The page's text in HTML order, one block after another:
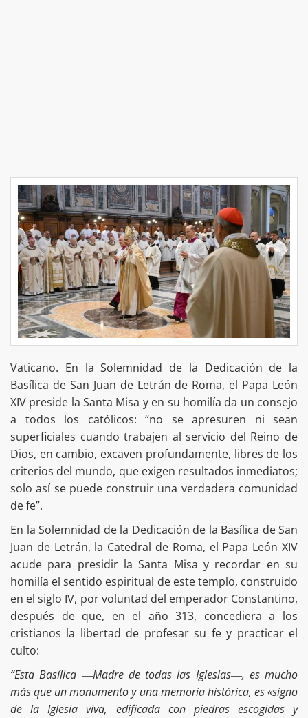
Vaticano. En la Solemnidad de la Dedicación de la
Basílica de San Juan de Letrán de Roma, el Papa León
XIV preside la Santa Misa y en su homilía da un consejo
a todos los católicos: “no se apresuren ni sean
superficiales cuando trabajen al servicio del Reino de
Dios, en cambio, excaven profundamente, libres de los
criterios del mundo, que exigen resultados inmediatos;
solo así se puede construir una verdadera comunidad
de fe”.
En la Solemnidad de la Dedicación de la Basílica de San
Juan de Letrán, la Catedral de Roma, el Papa León XIV
acude para presidir la Santa Misa y recordar en su
homilía el sentido espiritual de este templo, construido
en el siglo IV, por voluntad del emperador Constantino,
después de que, en el año 313, concediera a los
cristianos la libertad de profesar su fe y practicar el
culto:
“Esta Basílica ―Madre de todas las Iglesias―, es mucho
más que un monumento y una memoria histórica, es «signo
de la Iglesia viva, edificada con piedras escogidas y